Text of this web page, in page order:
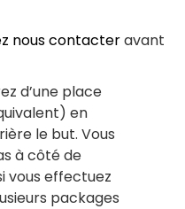
nous contacteravant
d’une place
en
le but. Vous
à côté de
vous effectuez
packages